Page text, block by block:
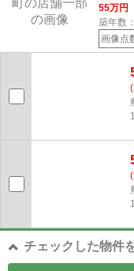
55万円
築年数
画像点
チェックした物件